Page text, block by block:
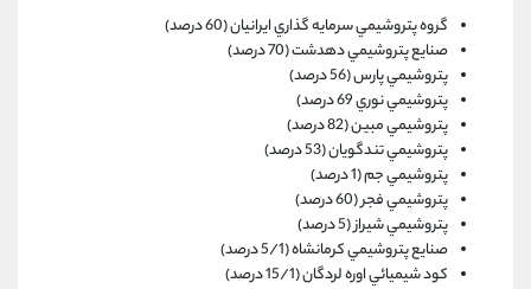
گروه پتروشيمي سرمايه گذاري ايرانيان (60 درصد)
صنايع پتروشيمي دهدشت (70 درصد)
پتروشيمي پارس (56 درصد)
پتروشيمي نوري 69 درصد)
پتروشيمي مبين (82 درصد)
پتروشيمي تندگويان (53 درصد)
پتروشيمي جم (1 درصد)
پتروشيمي فجر (60 درصد)
پتروشيمي شيراز (5 درصد)
صنايع پتروشيمي کرمانشاه (5/1 درصد)
کود شيميائي اوره لردگان (15/1 درصد)